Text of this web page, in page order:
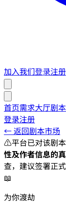
加入我们登录注册
首页需求大厅剧
登录注册
← 返回剧本市场
⚠️平台已对该剧
性及作者信息的
查，建议签署正
📖
为你渡劫